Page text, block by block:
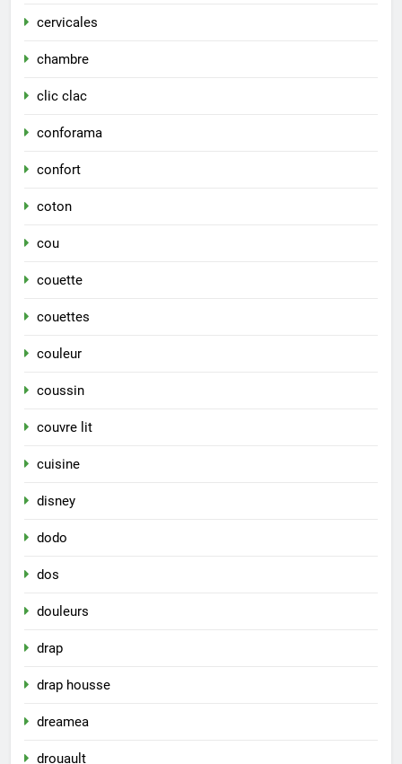
cervicales
chambre
clic clac
conforama
confort
coton
cou
couette
couettes
couleur
coussin
couvre lit
cuisine
disney
dodo
dos
douleurs
drap
drap housse
dreamea
drouault